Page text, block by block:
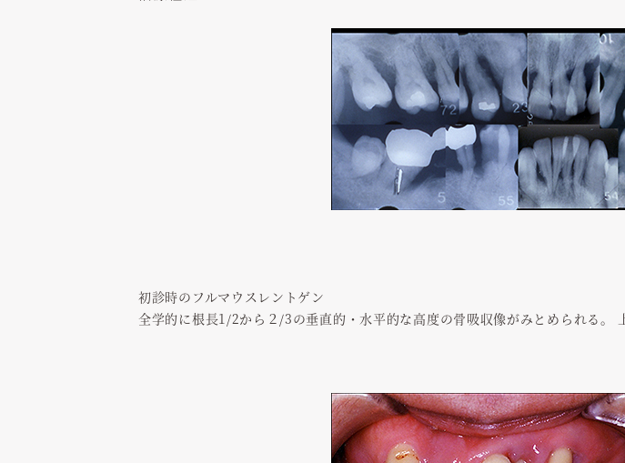
初診時のフルマウスレントゲン
全学的に根長1/2から２/3の垂直的・水平的な高度の骨吸収像がみとめられる。